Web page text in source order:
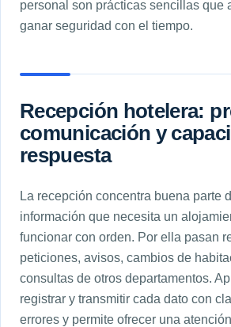
personal son prácticas sencillas que
ganar seguridad con el tiempo.
Recepción hotelera:
comunicación y
respuesta
La recepción concentra buena parte
información que necesita un
funcionar con orden. Por ella pasan
peticiones, avisos, cambios de
consultas de otros departamentos.
registrar y transmitir cada dato con
errores y permite ofrecer una